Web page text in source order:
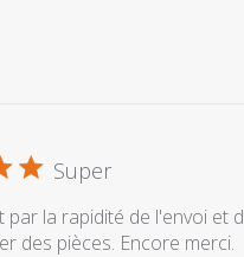
Super
par la rapidité de l'envoi et
des pièces. Encore merci.